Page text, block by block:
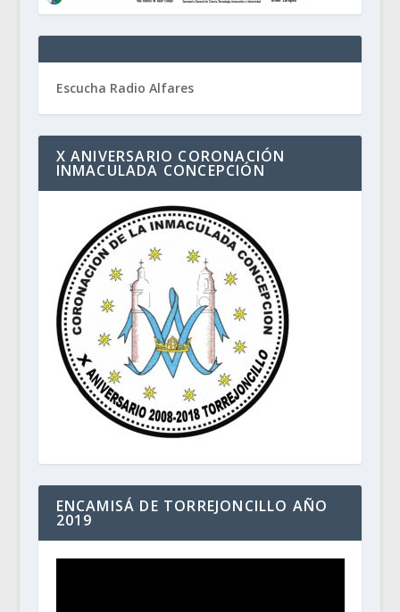
Escucha Radio Alfares
X ANIVERSARIO CORONACIÓN
INMACULADA CONCEPCIÓN
ENCAMISÁ DE TORREJONCILLO AÑO
2019